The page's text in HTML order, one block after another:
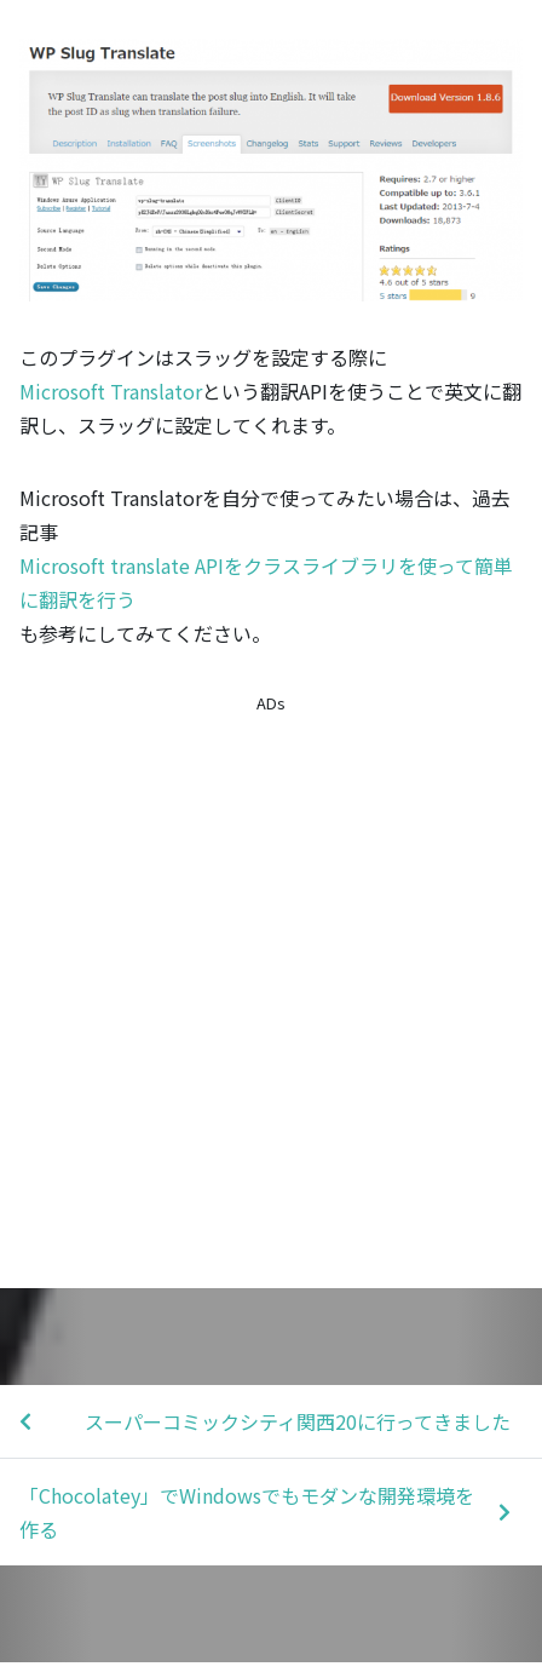
このプラグインはスラッグを設定する際に
Microsoft Translatorという翻訳APIを使うことで英文に翻
訳し、スラッグに設定してくれます。
Microsoft Translatorを自分で使ってみたい場合は、過去
記事
Microsoft translate APIをクラスライブラリを使って簡単
に翻訳を行う
も参考にしてみてください。
ADs
スーパーコミックシティ関西20に行ってきました
「Chocolatey」でWindowsでもモダンな開発環境を
作る